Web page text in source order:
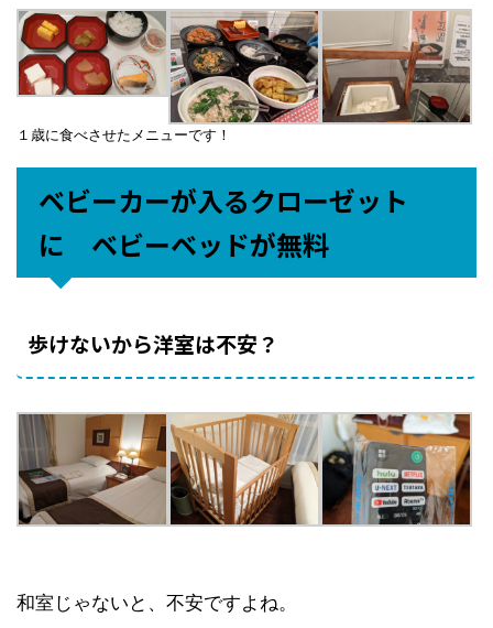
１歳に食べさせたメニューです！
ベビーカーが入るクローゼット
に ベビーベッドが無料
歩けないから洋室は不安？
和室じゃないと、不安ですよね。